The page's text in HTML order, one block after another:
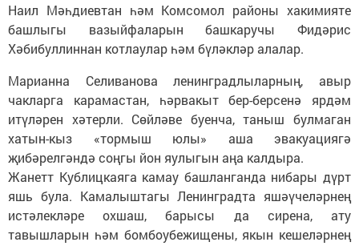
Наил Мәһдиевтан һәм Комсомол районы хакимияте
башлыгы вазыйфаларын башкаручы Фидәрис
Хәбибуллиннан котлаулар һәм бүләкләр алалар.
Марианна Селиванова ленинградлыларның, авыр
чакларга карамастан, һәрвакыт бер-берсенә ярдәм
итүләрен хәтерли. Сөйләве буенча, таныш булмаган
хатын-кыз «тормыш юлы» аша эвакуациягә
җибәрелгәндә соңгы йон яулыгын аңа калдыра.
Жанетт Кублицкаяга камау башланганда нибары дүрт
яшь була. Камалыштагы Ленинградта яшәүчеләрнең
истәлекләре охшаш, барысы да сирена, ату
тавышларын һәм бомбоубежищены, якын кешеләрнең